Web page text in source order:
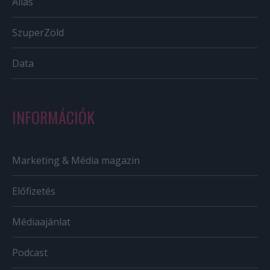
SzuperZöld
Data
INFORMÁCIÓK
Marketing & Média magazin
Előfizetés
Médiaajánlat
Podcast